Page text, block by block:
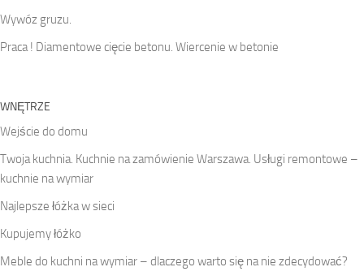
Wywóz gruzu.
Praca ! Diamentowe cięcie betonu. Wiercenie w betonie
WNĘTRZE
Wejście do domu
Twoja kuchnia. Kuchnie na zamówienie Warszawa. Usługi remontowe –
kuchnie na wymiar
Najlepsze łóżka w sieci
Kupujemy łóżko
Meble do kuchni na wymiar – dlaczego warto się na nie zdecydować?